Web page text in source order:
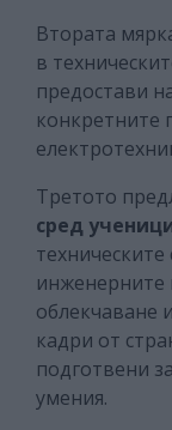
Втората
в
предостави
конкретните
Третото
сред
инженерните
облекчаване
кадри от
подготвени
умения.